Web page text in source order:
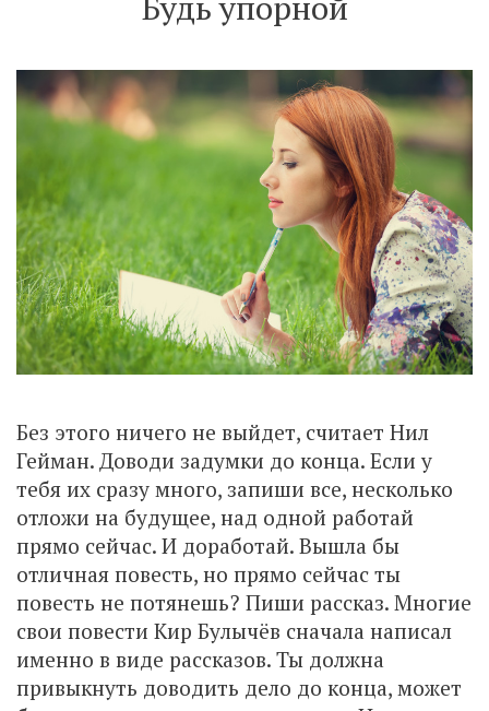
Без этого ничего не выйдет, считает Нил
Гейман. Доводи задумки до конца. Если у
тебя их сразу много, запиши все, несколько
отложи на будущее, над одной работай
прямо сейчас. И доработай. Вышла бы
отличная повесть, но прямо сейчас ты
повесть не потянешь? Пиши рассказ. Многие
свои повести Кир Булычёв сначала написал
именно в виде рассказов. Ты должна
привыкнуть доводить дело до конца, может